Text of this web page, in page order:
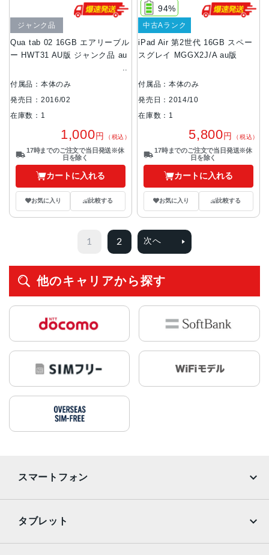
Qua tab 02 16GB エアリーブル
ー HWT31 AU版 ジャンク品 au
ジャンク品
付属品：本体のみ
発売日：2016/02
在庫数：1
1,000円 （税込）
17時までのご注文で当日発送※休
日を除く
カートに入れる
お気に入り 比較する
iPad Air 第2世代 16GB スペー
スグレイ MGGX2J/A au版
94%
中古Aランク
付属品：本体のみ
発売日：2014/10
在庫数：1
5,800円 （税込）
17時までのご注文で当日発送※休
日を除く
カートに入れる
お気に入り 比較する
1 2 次へ
他のキャリアから探す
スマートフォン
タブレット